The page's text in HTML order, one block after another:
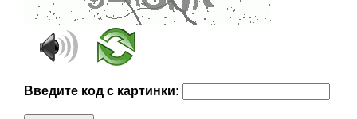
Введите код с картинки: